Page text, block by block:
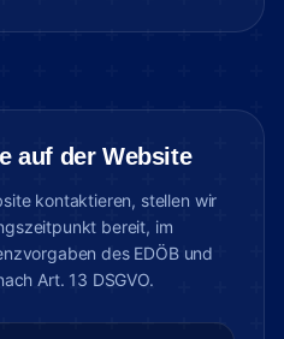
auf der Website
kontaktieren, stellen wir
bereit, im
des EDÖB und
Art. 13 DSGVO.